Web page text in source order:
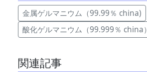
金属ゲルマニウム（99.99％ china)
酸化ゲルマニウム（99.999％ china）
関連記事